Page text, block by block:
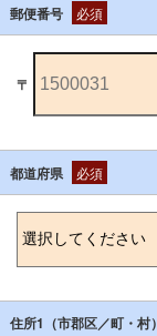
郵便番号 必須
〒
都道府県 必須
住所1（市郡区／町・村）